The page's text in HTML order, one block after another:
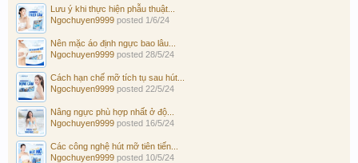
Lưu ý khi thực hiện phẫu thuật...
Ngochuyen9999 posted 1/6/24
Nên mặc áo định ngực bao lâu...
Ngochuyen9999 posted 28/5/24
Cách hạn chế mỡ tích tụ sau hút...
Ngochuyen9999 posted 22/5/24
Nâng ngực phù hợp nhất ở độ...
Ngochuyen9999 posted 16/5/24
Các công nghệ hút mỡ tiên tiến...
Ngochuyen9999 posted 10/5/24